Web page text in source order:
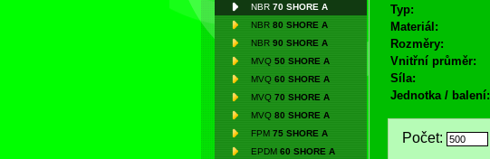
NBR 70 SHORE A
NBR 80 SHORE A
NBR 90 SHORE A
MVQ 50 SHORE A
MVQ 60 SHORE A
MVQ 70 SHORE A
MVQ 80 SHORE A
FPM 75 SHORE A
EPDM 60 SHORE A
Typ:
Materiál:
Rozměry:
Vnitřní průměr:
Síla:
Jednotka / balení:
Počet: